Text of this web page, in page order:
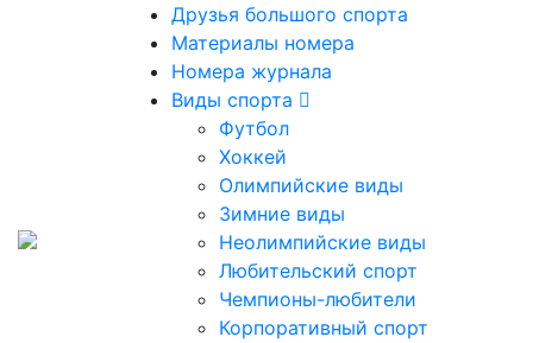
Друзья большого спорта
Материалы номера
Номера журнала
Виды спорта
Футбол
Хоккей
Олимпийские виды
Зимние виды
Неолимпийские виды
Любительский спорт
Чемпионы-любители
Корпоративный спорт